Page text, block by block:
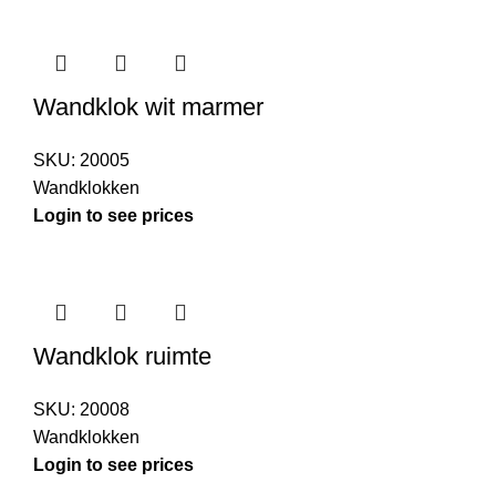
Wandklok wit marmer
SKU: 20005
Wandklokken
Login to see prices
Wandklok ruimte
SKU: 20008
Wandklokken
Login to see prices